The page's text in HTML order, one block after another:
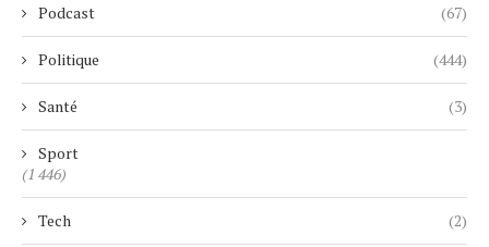
Podcast (67)
Politique (444)
Santé (3)
Sport
(1 446)
Tech (2)